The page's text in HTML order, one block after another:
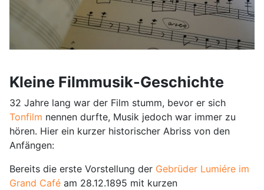
Kleine Filmmusik-Geschichte
32 Jahre lang war der Film stumm, bevor er sich
Tonfilm nennen durfte, Musik jedoch war immer zu
hören. Hier ein kurzer historischer Abriss von den
Anfängen:
Bereits die erste Vorstellung der Gebrüder Lumiére im
Grand Café am 28.12.1895 mit kurzen